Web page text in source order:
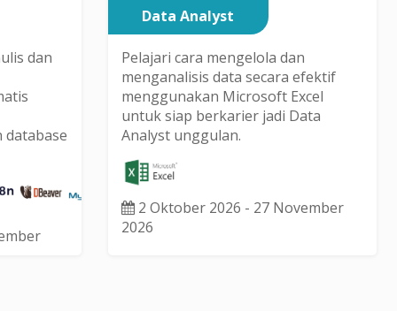
dan
database
Data Analyst
Pelajari cara mengelola dan
menganalisis data secara efektif
menggunakan Microsoft Excel
untuk siap berkarier jadi Data
Analyst unggulan.
2 Oktober 2026 - 27 November
2026